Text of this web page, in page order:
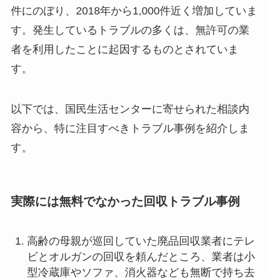
件にのぼり、2018年から1,000件近く増加していま
す。発生しているトラブルの多くは、無許可の業
者を利用したことに起因するものとされていま
す。
以下では、国民生活センターに寄せられた相談内
容から、特に注目すべきトラブル事例を紹介しま
す。
実際には無料でなかった回収トラブル事例
高齢の母親が巡回していた廃品回収業者にテレ
ビとオルガンの回収を頼んだところ、業者は小
型冷蔵庫やソファ、消火器なども無断で持ち去